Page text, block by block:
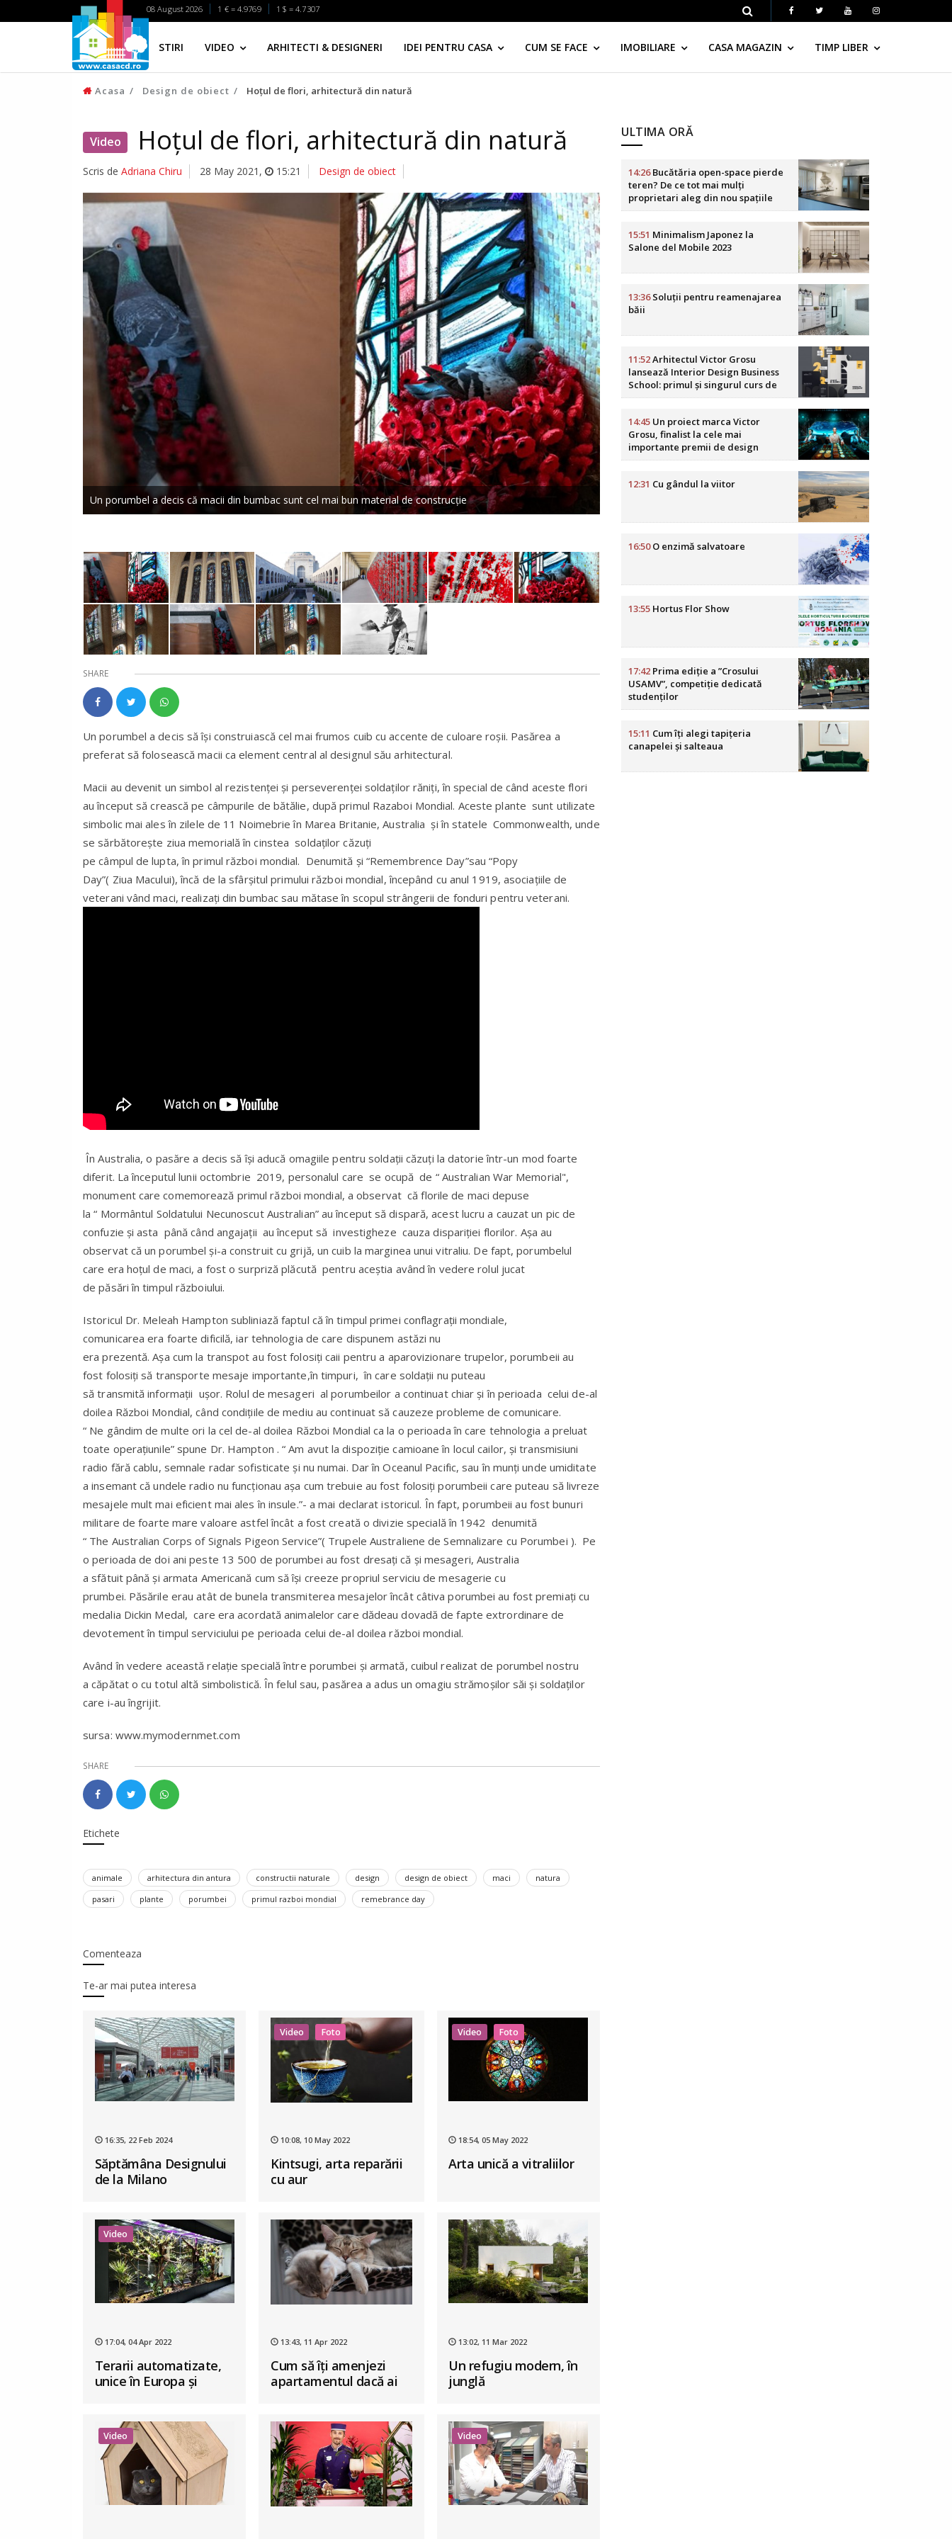
08 August 2026 1 € = 4.9769 1 $ = 4.7307
STIRI VIDEO ARHITECTI & DESIGNERI IDEI PENTRU CASA CUM SE FACE IMOBILIARE CASA MAGAZIN TIMP LIBER
Acasa Design de obiect Hoțul de flori, arhitectură din natură
Video Hoțul de flori, arhitectură din natură
Scris de Adriana Chiru 28 May 2021 , 15:21 Design de obiect
Un porumbel a decis că macii din bumbac sunt cel mai bun material de construcție
SHARE
Un porumbel a decis să își construiască cel mai frumos cuib cu accente de culoare roșii. Pasărea a
preferat să folosească macii ca element central al designul său arhitectural.
Macii au devenit un simbol al rezistenței și perseverenței soldaților răniți, în special de când aceste flori
au început să crească pe câmpurile de bătălie, după primul Razaboi Mondial. Aceste plante sunt utilizate
simbolic mai ales în zilele de 11 Noimebrie în Marea Britanie, Australia și în statele Commonwealth, unde
se sărbătorește ziua memorială în cinstea soldaților căzuți
pe câmpul de lupta, în primul război mondial. Denumită și “Remembrence Day”sau “Popy
Day”( Ziua Macului), încă de la sfârșitul primului război mondial, începând cu anul 1919, asociațiile de
veterani vând maci, realizați din bumbac sau mătase în scopul strângerii de fonduri pentru veterani.
În Australia, o pasăre a decis să își aducă omagiile pentru soldații căzuți la datorie într-un mod foarte
diferit. La începutul lunii octombrie 2019, personalul care se ocupă de “ Australian War Memorial",
monument care comemorează primul război mondial, a observat că florile de maci depuse
la “ Mormântul Soldatului Necunoscut Australian” au început să dispară, acest lucru a cauzat un pic de
confuzie și asta până când angajații au început să investigheze cauza dispariției florilor. Așa au
observat că un porumbel și-a construit cu grijă, un cuib la marginea unui vitraliu. De fapt, porumbelul
care era hoțul de maci, a fost o surpriză plăcută pentru aceștia având în vedere rolul jucat
de păsări în timpul războiului.
Istoricul Dr. Meleah Hampton subliniază faptul că în timpul primei conflagrații mondiale,
comunicarea era foarte dificilă, iar tehnologia de care dispunem astăzi nu
era prezentă. Așa cum la transpot au fost folosiți caii pentru a aparovizionare trupelor, porumbeii au
fost folosiți să transporte mesaje importante,în timpuri, în care soldații nu puteau
să transmită informații ușor. Rolul de mesageri al porumbeilor a continuat chiar și în perioada celui de-al
doilea Război Mondial, când condițiile de mediu au continuat să cauzeze probleme de comunicare.
“ Ne gândim de multe ori la cel de-al doilea Război Mondial ca la o perioada în care tehnologia a preluat
toate operațiunile” spune Dr. Hampton . “ Am avut la dispoziție camioane în locul cailor, și transmisiuni
radio fără cablu, semnale radar sofisticate și nu numai. Dar în Oceanul Pacific, sau în munți unde umiditate
a insemant că undele radio nu funcționau așa cum trebuie au fost folosiți porumbeii care puteau să livreze
mesajele mult mai eficient mai ales în insule.”- a mai declarat istoricul. În fapt, porumbeii au fost bunuri
militare de foarte mare valoare astfel încât a fost creată o divizie specială în 1942 denumită
“ The Australian Corps of Signals Pigeon Service”( Trupele Australiene de Semnalizare cu Porumbei ). Pe
o perioada de doi ani peste 13 500 de porumbei au fost dresați că și mesageri, Australia
a sfătuit până și armata Americană cum să își creeze propriul serviciu de mesagerie cu
prumbei. Păsările erau atât de bunela transmiterea mesajelor încât câtiva porumbei au fost premiați cu
medalia Dickin Medal, care era acordată animalelor care dădeau dovadă de fapte extrordinare de
devotement în timpul serviciului pe perioada celui de-al doilea război mondial.
Având în vedere această relație specială între porumbei și armată, cuibul realizat de porumbel nostru
a căpătat o cu totul altă simbolistică. În felul sau, pasărea a adus un omagiu strămoșilor săi și soldaților
care i-au îngrijit.
sursa: www.mymodernmet.com
SHARE
Etichete
animale arhitectura din antura constructii naturale design design de obiect maci
natura
pasari
plante porumbei primul razboi mondial remebrance day
Comenteaza
Te-ar mai putea interesa
16:35, 22 Feb 2024
Săptămâna Designului
de la Milano
Video Foto
10:08, 10 May 2022
Kintsugi, arta reparării
cu aur
Video Foto
18:54, 05 May 2022
Arta unică a vitraliilor
Video
17:04, 04 Apr 2022
Terarii automatizate,
unice în Europa și
13:43, 11 Apr 2022
Cum să îți amenjezi
apartamentul dacă ai
13:02, 11 Mar 2022
Un refugiu modern, în
junglă
Video Video
ULTIMA ORĂ
14:26Bucătăria open-space pierde
teren? De ce tot mai mulți
proprietari aleg din nou spațiile
delimitate
15:51 Minimalism Japonez la
Salone del Mobile 2023
13:36Soluții pentru reamenajarea
băii
11:52Arhitectul Victor Grosu
lansează Interior Design Business
School: primul și singurul curs de
business în design interior din
14:45 Un proiect marca Victor
Grosu, finalist la cele mai
importante premii de design
HoReCa din lume
12:31 Cu gândul la viitor
16:50O enzimă salvatoare
13:55 Hortus Flor Show
17:42 Prima ediție a ”Crosului
USAMV”, competiție dedicată
studenților
15:11 Cum îți alegi tapițeria
canapelei și salteaua